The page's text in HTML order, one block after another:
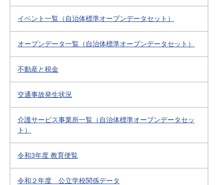
イベント一覧（自治体標準オープンデータセット）
オープンデータ一覧（自治体標準オープンデータセット）
不動産と税金
交通事故発生状況
介護サービス事業所一覧（自治体標準オープンデータセッ
ト）
令和3年度 教育便覧
令和２年度 公立学校関係データ